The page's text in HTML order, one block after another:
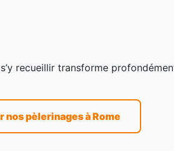
recueillir transforme
nos pèlerinages à Rome